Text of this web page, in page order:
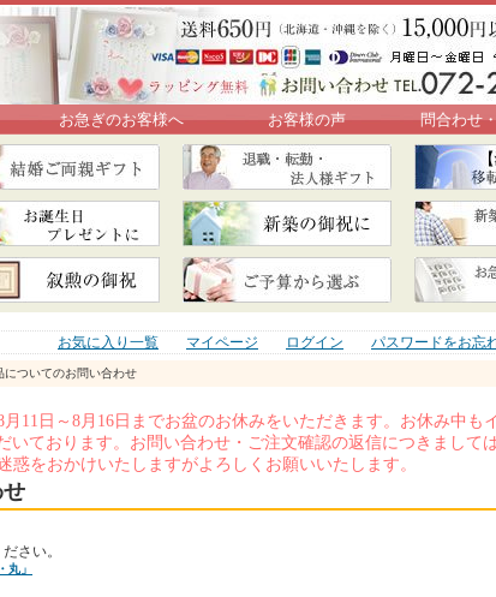
お急ぎのお客様へ お客様の声 問合わせ
お気に入り一覧 マイページ ログイン パスワードをお忘
ついてのお問い合わせ
11日～8月16日までお盆のお休みをいただきます。お休み中も
いております。お問い合わせ・ご注文確認の返信につきまして
惑をおかけいたしますがよろしくお願いいたします。
さい。
丸」